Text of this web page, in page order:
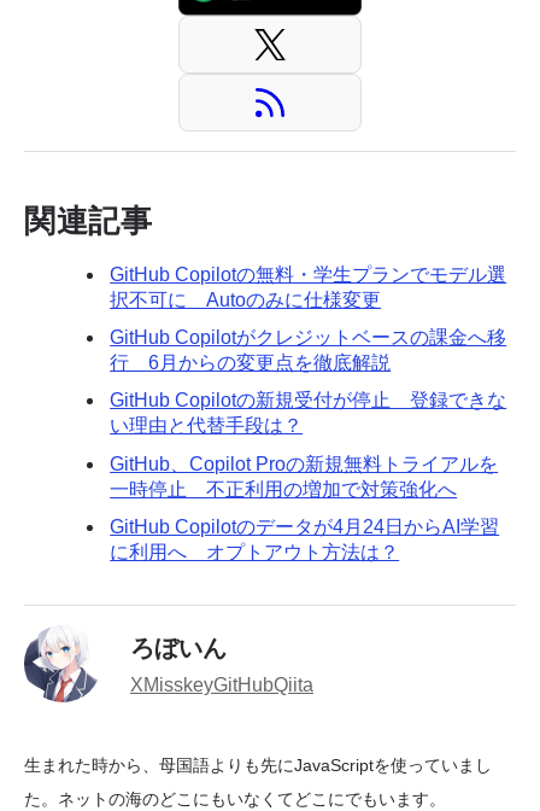
関連記事
GitHub Copilotの無料・学生プランでモデル選
択不可に Autoのみに仕様変更
GitHub Copilotがクレジットベースの課金へ移
行 6月からの変更点を徹底解説
GitHub Copilotの新規受付が停止 登録できな
い理由と代替手段は？
GitHub、Copilot Proの新規無料トライアルを
一時停止 不正利用の増加で対策強化へ
GitHub Copilotのデータが4月24日からAI学習
に利用へ オプトアウト方法は？
ろぼいん
XMisskeyGitHubQiita
生まれた時から、母国語よりも先にJavaScriptを使っていまし
た。ネットの海のどこにもいなくてどこにでもいます。